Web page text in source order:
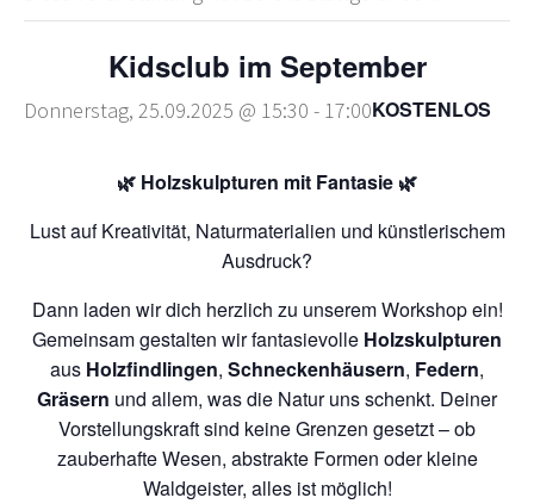
Kidsclub im September
Donnerstag, 25.09.2025 @ 15:30 - 17:00KOSTENLOS
🌿 Holzskulpturen mit Fantasie 🌿
Lust auf Kreativität, Naturmaterialien und künstlerischem
Ausdruck?
Dann laden wir dich herzlich zu unserem Workshop ein!
Gemeinsam gestalten wir fantasievolle Holzskulpturen
aus Holzfindlingen, Schneckenhäusern, Federn,
Gräsern und allem, was die Natur uns schenkt. Deiner
Vorstellungskraft sind keine Grenzen gesetzt – ob
zauberhafte Wesen, abstrakte Formen oder kleine
Waldgeister, alles ist möglich!